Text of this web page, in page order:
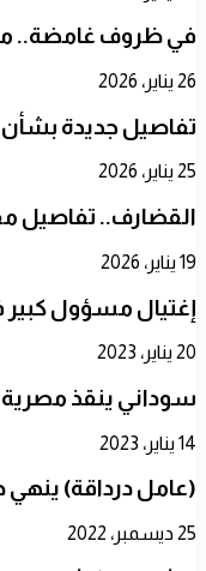
في ظروف غامضة..
26 يناير، 2026
تفاصيل جديدة بشأن
25 يناير، 2026
القضارف.. تفاصيل
19 يناير، 2026
إغتيال مسؤول
20 يناير، 2023
سوداني ينقذ
14 يناير، 2023
(عامل درداقة)
25 ديسمبر، 2022